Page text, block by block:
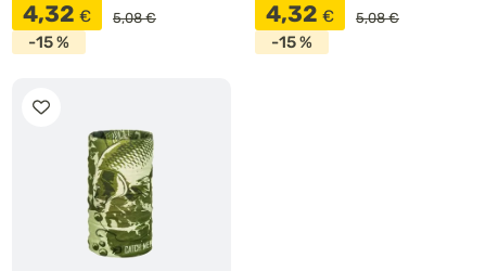
4,32 € 5,08 €
-15 %
4,32 € 5,08 €
-15 %